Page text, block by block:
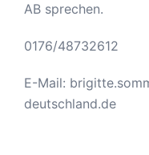
AB sprechen.
0176/48732612
E-Mail:
deutschland.de